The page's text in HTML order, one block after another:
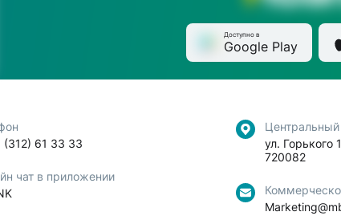
Доступно в
Google Play
(312) 61 33 33
чат в приложении
ул. Горького
720082